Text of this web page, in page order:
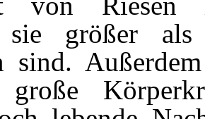
sie größer als
sind.